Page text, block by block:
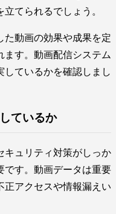
てられるでしょう。
た動画の効果や成果を定
ます。動画配信システム
しているかを確認しまし
ているか
キュリティ対策がしっか
です。動画データは重要
正アクセスや情報漏えい